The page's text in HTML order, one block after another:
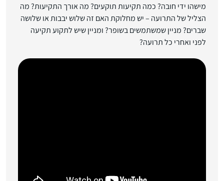
מישהו ידי חובה? כמה תקיעות תוקעים? מה אורך התקיעות? מה
הצליל של התרועה – יש מחלוקת האם זה שלוש יבבות או שלושה
שברים? מניין שמשתמשים בשופר? ומניין שיש לתקוע תקיעה
לפני ואחרי כל תרועה?